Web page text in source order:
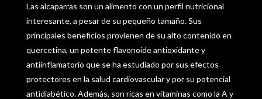
Las alcaparras son un alimento con un perfil nutricional
interesante, a pesar de su pequeño tamaño. Sus
principales beneficios provienen de su alto contenido en
quercetina, un potente flavonoide antioxidante y
antiinflamatorio que se ha estudiado por sus efectos
protectores en la salud cardiovascular y por su potencial
antidiabético. Además, son ricas en vitaminas como la A y